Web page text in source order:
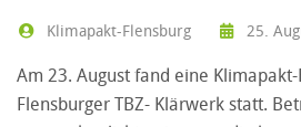
Klimapakt-Flensburg 25.
Am 23. August fand eine
Flensburger TBZ- Klärwerk statt.